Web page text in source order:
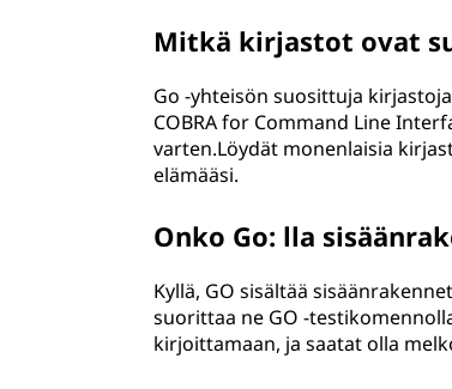
Mitkä kirjastot ovat
Go -yhteisön suosittuja
COBRA for Command Line
varten.Löydät monenlaisia
elämääsi.
Onko Go: lla
Kyllä, GO sisältää
suorittaa ne GO -
kirjoittamaan, ja saatat olla